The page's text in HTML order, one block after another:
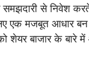
समझदारी से निवेश
एक मजबूत आधार
शेयर बाजार के बारे